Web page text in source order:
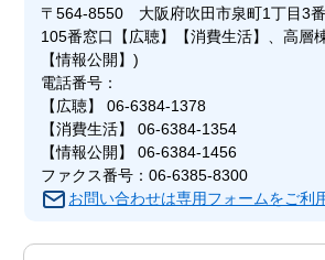
〒564-8550 大阪府吹田市泉町1丁目3
105番窓口【広聴】【消費生活】、高層
【情報公開】)
電話番号：
【広聴】 06-6384-1378
【消費生活】 06-6384-1354
【情報公開】 06-6384-1456
ファクス番号：06-6385-8300
お問い合わせは専用フォームをご利